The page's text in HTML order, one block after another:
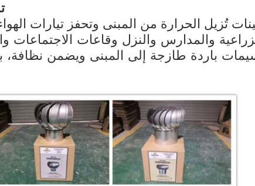
تُزيل الحرارة من المبنى وتحفز تيارات
والمدارس والنزل وقاعات الاجتماعات